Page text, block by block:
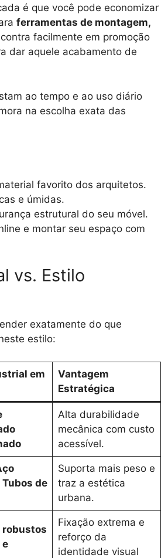
é que você pode economizar
ferramentas de montagem,
facilmente em promoção
dar aquele acabamento de
ao tempo e ao uso diário
na escolha exata das
favorito dos arquitetos.
e úmidas.
estrutural do seu móvel.
e montar seu espaço com
vs. Estilo
exatamente do que
estilo:
em
Vantagem
Estratégica
Alta durabilidade
mecânica com custo
acessível.
de
Suporta mais peso e
traz a estética
urbana.
robustos
Fixação extrema e
reforço da
identidade visual